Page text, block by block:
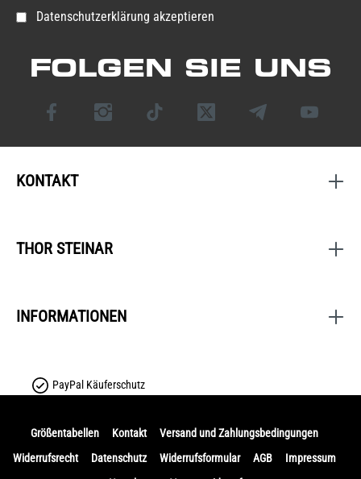
Datenschutzerklärung akzeptieren
FOLGEN SIE UNS
KONTAKT
THOR STEINAR
INFORMATIONEN
PayPal Käuferschutz
Größentabellen Kontakt
Versand und Zahlungsbedingungen
Widerrufsrecht
Datenschutz Widerrufsformular AGB
Impressum